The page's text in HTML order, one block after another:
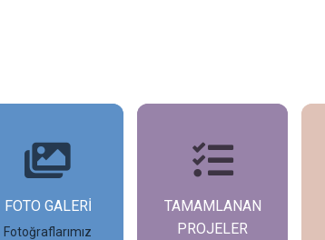
FOTO GALERİ
Fotoğraflarımız
TAMAMLANAN
PROJELER